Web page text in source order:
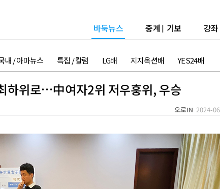
바둑뉴스 중계 | 기보 강좌
내 / 아마뉴스 특집 / 칼럼 LG배 지지옥션배 YES24배
하위로…中여자2위 저우훙위, 우승
오로IN 2024-